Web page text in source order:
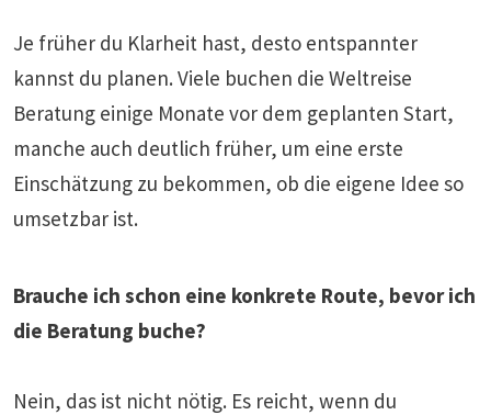
Je früher du Klarheit hast, desto entspannter
kannst du planen. Viele buchen die Weltreise
Beratung einige Monate vor dem geplanten Start,
manche auch deutlich früher, um eine erste
Einschätzung zu bekommen, ob die eigene Idee so
umsetzbar ist.
Brauche ich schon eine konkrete Route, bevor ich
die Beratung buche?
Nein, das ist nicht nötig. Es reicht, wenn du